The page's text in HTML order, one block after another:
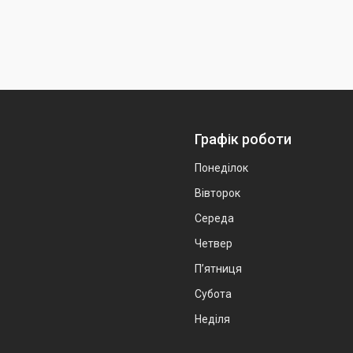
Графік роботи
Понеділок
Вівторок
Середа
Четвер
Пʼятниця
Субота
Неділя